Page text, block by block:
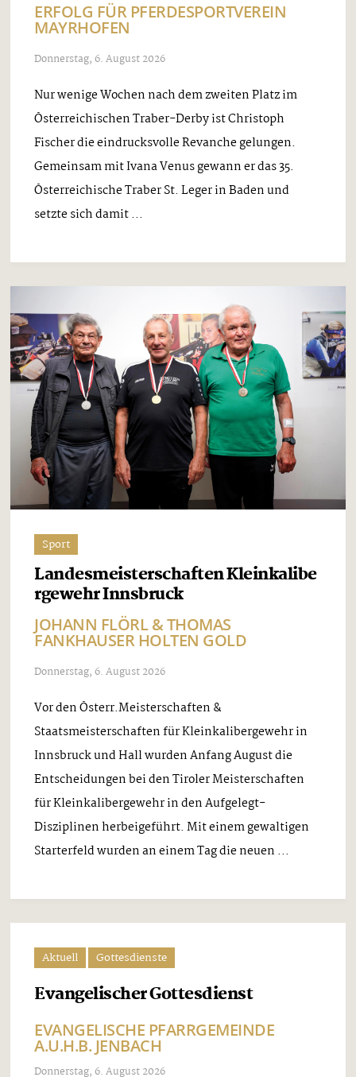
ERFOLG FÜR PFERDESPORTVEREIN
MAYRHOFEN
Donnerstag, 6. August 2026
Nur wenige Wochen nach dem zweiten Platz im
Österreichischen Traber-Derby ist Christoph
Fischer die eindrucksvolle Revanche gelungen.
Gemeinsam mit Ivana Venus gewann er das 35.
Österreichische Traber St. Leger in Baden und
setzte sich damit ...
Sport
Landesmeisterschaften Kleinkalibe
rgewehr Innsbruck
JOHANN FLÖRL & THOMAS
FANKHAUSER HOLTEN GOLD
Donnerstag, 6. August 2026
Vor den Österr.Meisterschaften &
Staatsmeisterschaften für Kleinkalibergewehr in
Innsbruck und Hall wurden Anfang August die
Entscheidungen bei den Tiroler Meisterschaften
für Kleinkalibergewehr in den Aufgelegt-
Disziplinen herbeigeführt. Mit einem gewaltigen
Starterfeld wurden an einem Tag die neuen ...
Aktuell Gottesdienste
Evangelischer Gottesdienst
EVANGELISCHE PFARRGEMEINDE
A.U.H.B. JENBACH
Donnerstag, 6. August 2026